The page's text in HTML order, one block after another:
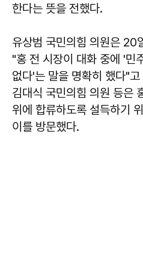
한다는 뜻을 전했다.
유상범 국민의힘 의원은 20
"홍 전 시장이 대화 중에 '민
없다'는 말을 명확히 했다"
김대식 국민의힘 의원 등은
위에 합류하도록 설득하기
이를 방문했다.